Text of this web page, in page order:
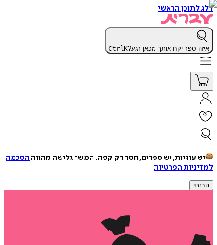
דלג לתוכן הראשי
איזה ספר יקח אותך מכאן רגע? CtrlK
יש עוגיות, יש ספרים, חסר רק קפה. המשך גלישה מהווה הסכמה
למדיניות הפרטיות
הבנתי